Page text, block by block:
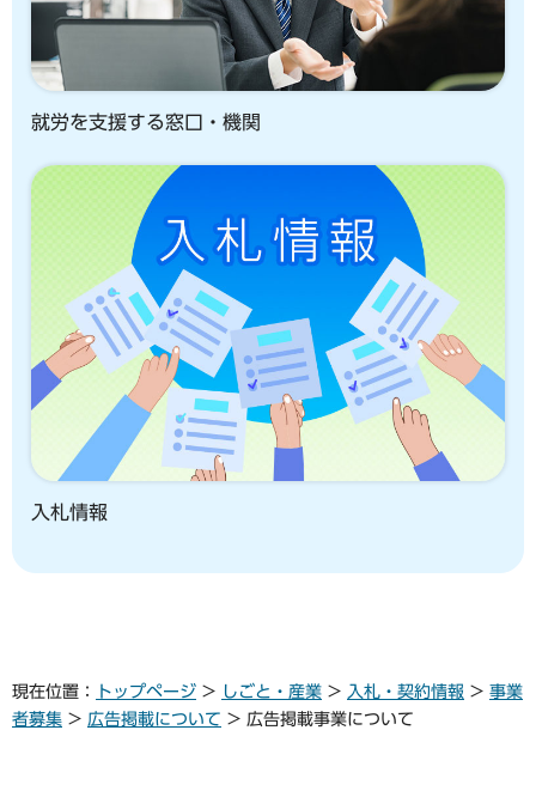
就労を支援する窓口・機関
入札情報
現在位置： トップページ > しごと・産業 > 入札・契約情報 > 事業
者募集 > 広告掲載について > 広告掲載事業について